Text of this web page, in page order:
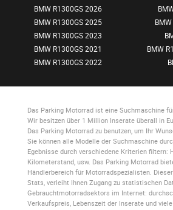
BMW R1300GS 2026
BMW R1300GS 2025
BMW R1300GS 2023
BMW R1300GS 2021
BMW R1300GS 2022
BMW
Das Parking Motorradist eine Suchmaschine
Wir besitzen über 1 Million Inserate überall in
Das Parking Motorradzu benutzen, um Ihr
Sie können alle Modelle der Suchmaschine
Egebnisse durch verschiedene Kriterien filtern:
Kilometerstand, usw. Das Parking Motorrad
Händlerbereich für Motorradspezialisten.
Stats, verleiht Ihnen Zugang zu statistischen
Gebrauchtmotorradsektors im Internet:
Verkaufspreis, Lebenszeit der Inserate und